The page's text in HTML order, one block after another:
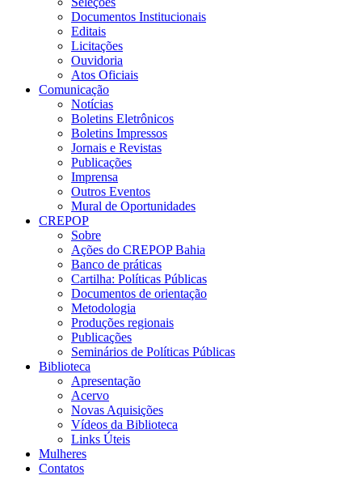
Documentos Institucionais
Editais
Licitações
Ouvidoria
Atos Oficiais
Comunicação
Notícias
Boletins Eletrônicos
Boletins Impressos
Jornais e Revistas
Publicações
Imprensa
Outros Eventos
Mural de Oportunidades
CREPOP
Sobre
Ações do CREPOP Bahia
Banco de práticas
Cartilha: Políticas Públicas
Documentos de orientação
Metodologia
Produções regionais
Publicações
Seminários de Políticas Públicas
Biblioteca
Apresentação
Acervo
Novas Aquisições
Vídeos da Biblioteca
Links Úteis
Mulheres
Contatos